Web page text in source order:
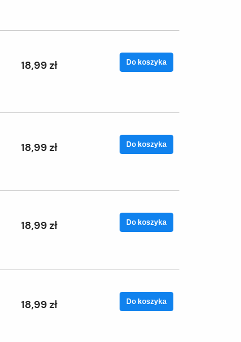
18,99 zł Do koszyka
18,99 zł Do koszyka
18,99 zł Do koszyka
18,99 zł Do koszyka